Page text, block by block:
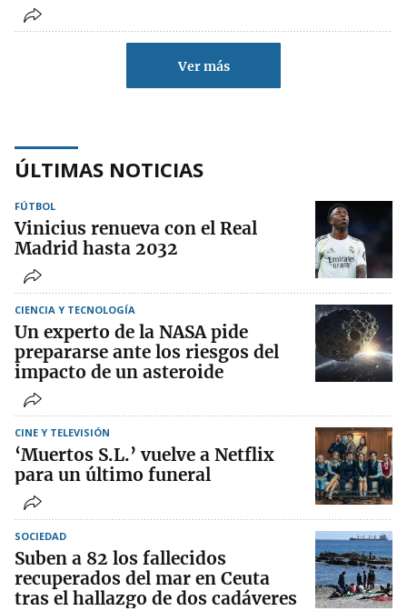
Ver más
ÚLTIMAS NOTICIAS
FÚTBOL
Vinicius renueva con el Real
Madrid hasta 2032
CIENCIA Y TECNOLOGÍA
Un experto de la NASA pide
prepararse ante los riesgos del
impacto de un asteroide
CINE Y TELEVISIÓN
‘Muertos S.L.’ vuelve a Netflix
para un último funeral
SOCIEDAD
Suben a 82 los fallecidos
recuperados del mar en Ceuta
tras el hallazgo de dos cadáveres